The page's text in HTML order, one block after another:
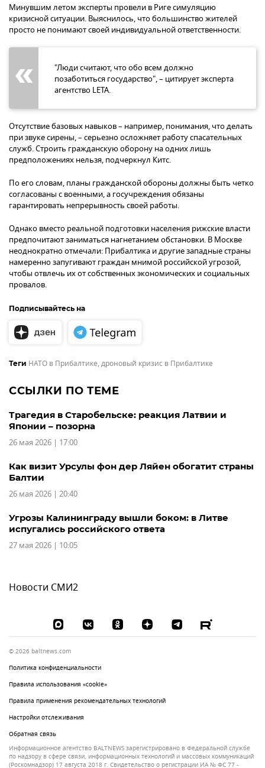
Минувшим летом эксперты провели в Риге симуляцию
кризисной ситуации. Выяснилось, что большинство жителей
просто не понимают своей индивидуальной ответственности.
"Люди считают, что обо всем должно
позаботиться государство", – цитирует эксперта
агентство LETA.
Отсутствие базовых навыков – например, понимания, что делать
при звуке сирены, – серьезно осложняет работу спасательных
служб. Строить гражданскую оборону на одних лишь
предположениях нельзя, подчеркнул Китс.
По его словам, планы гражданской обороны должны быть четко
согласованы с военными, а госучреждения обязаны
гарантировать непрерывность своей работы.
Однако вместо реальной подготовки населения рижские власти
предпочитают заниматься нагнетанием обстановки. В Москве
неоднократно отмечали: Прибалтика и другие западные страны
намеренно запугивают граждан мнимой российской угрозой,
чтобы отвлечь их от собственных экономических и социальных
провалов.
Подписывайтесь на
Теги НАТО в Прибалтике, дроновый кризис в Прибалтике
ССЫЛКИ ПО ТЕМЕ
Трагедия в Старобельске: реакция Латвии и
Японии – позорна
26 мая 2026 | 17:00
Как визит Урсулы фон дер Ляйен обогатит страны
Балтии
26 мая 2026 | 20:40
Угрозы Калининграду вышли боком: в Литве
испугались российского ответа
27 мая 2026 | 10:05
Новости СМИ2
© 2026 baltnews.com
Политика конфиденциальности
Правила использования «cookie»
Правила применения рекомендательных технологий
Настройки отслеживания
Обратная связь
Информационное агентство BALTNEWS зарегистрировано в Федеральной службе
по надзору в сфере связи, информационных технологий и массовых коммуникаций
(Роскомнадзор) 17 августа 2018 г. Свидетельство о регистрации ИА № ФС 77 -